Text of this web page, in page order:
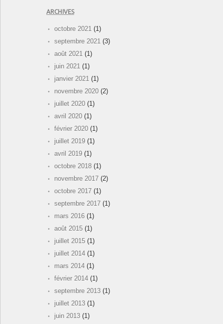
ARCHIVES
octobre 2021 (1)
septembre 2021 (3)
août 2021 (1)
juin 2021 (1)
janvier 2021 (1)
novembre 2020 (2)
juillet 2020 (1)
avril 2020 (1)
février 2020 (1)
juillet 2019 (1)
avril 2019 (1)
octobre 2018 (1)
novembre 2017 (2)
octobre 2017 (1)
septembre 2017 (1)
mars 2016 (1)
août 2015 (1)
juillet 2015 (1)
juillet 2014 (1)
mars 2014 (1)
février 2014 (1)
septembre 2013 (1)
juillet 2013 (1)
juin 2013 (1)